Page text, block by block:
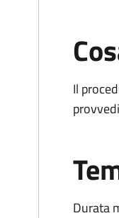
Il
Durata